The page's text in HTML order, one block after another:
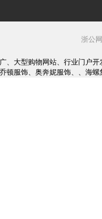
浙公
、大型购物网站、行业门户
顿服饰、奥奔妮服饰、、海